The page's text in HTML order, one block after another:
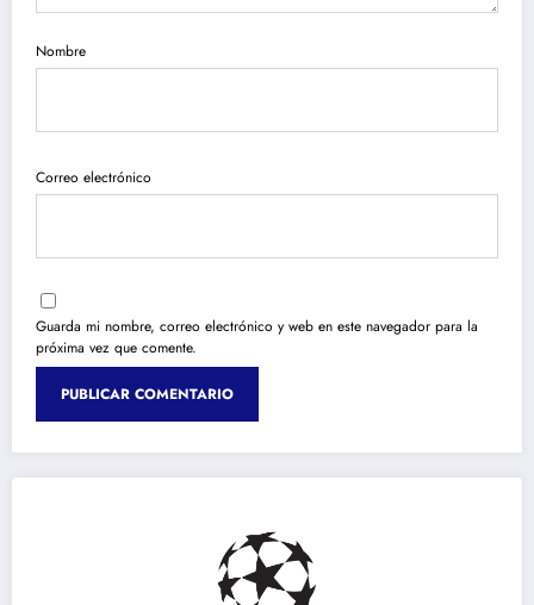
Nombre
Correo electrónico
Guarda mi nombre, correo electrónico y web en este navegador para la
próxima vez que comente.